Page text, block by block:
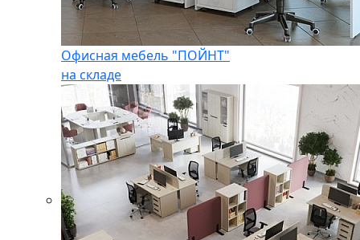
Офисная мебель "ПОЙНТ"
на складе